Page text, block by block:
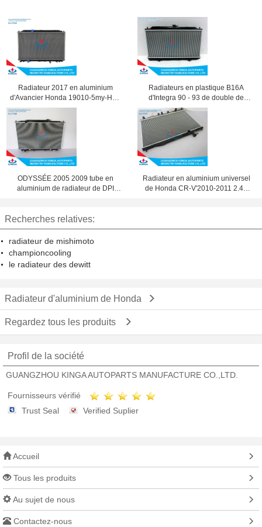
Radiateur 2017 en aluminium
d'Avancier Honda 19010-5my-H01
à refroidissement par eau
Radiateurs en plastique B16A
d'Integra 90 - 93 de double de
réservoir d'eau DA6/
ODYSSÉE 2005 2009 tube en
aluminium de radiateur de DPI
Radiateur en aluminium universel
de Honda CR-V'2010-2011 2.4L
Recherches relatives:
radiateur de mishimoto
championcooling
le radiateur des dewitt
Radiateur d'aluminium de Honda
Regardez tous les produits
Profil de la société
GUANGZHOU KINGA AUTOPARTS MANUFACTURE CO.,LTD.
Fournisseurs vérifié
Trust Seal
Verified Suplier
Accueil
Tous les produits
Au sujet de nous
Contactez-nous